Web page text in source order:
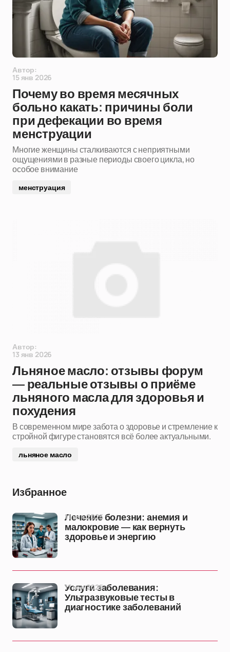
Автор:
15 янв 2026
Почему во время месячных
больно какать: причины боли
при дефекации во время
менструации
Многие женщины сталкиваются с неприятными
ощущениями в разные периоды своего цикла, но
особое внимание
менструация
Автор:
13 янв 2026
Льняное масло: отзывы форум
— реальные отзывы о приёме
льняного масла для здоровья и
похудения
В современном мире забота о здоровье и стремление к
стройной фигуре становятся всё более актуальными.
льняное масло
Избранное
Лечение болезни: анемия и
малокровие — как вернуть
здоровье и энергию
11 ноя 2025
Услуги заболевания:
Ультразвуковые тесты в
диагностике заболеваний
11 ноя 2025